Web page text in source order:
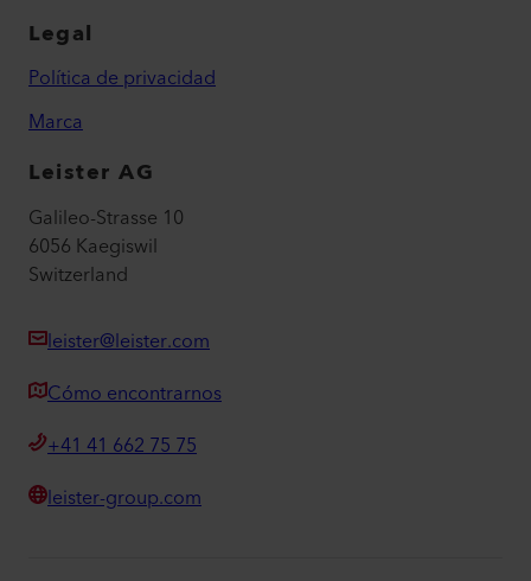
Legal
Política de privacidad
Marca
Leister AG
Galileo-Strasse 10
6056 Kaegiswil
Switzerland
leister@leister.com
Cómo encontrarnos
+41 41 662 75 75
leister-group.com